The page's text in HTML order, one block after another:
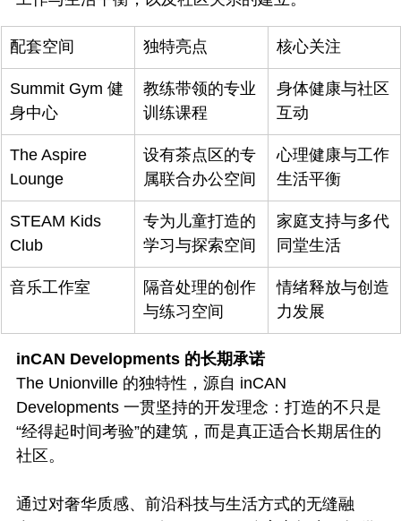
配套空间 独特亮点 核心关注
Summit Gym 健
身中心
教练带领的专业
训练课程
身体健康与社区
互动
The Aspire
Lounge
设有茶点区的专
属联合办公空间
心理健康与工作
生活平衡
STEAM Kids
Club
专为儿童打造的
学习与探索空间
家庭支持与多代
同堂生活
音乐工作室
隔音处理的创作
与练习空间
情绪释放与创造
力发展
inCAN Developments 的长期承诺
The Unionville 的独特性，源自 inCAN
Developments 一贯坚持的开发理念：打造的不只是
“经得起时间考验”的建筑，而是真正适合长期居住的
社区。
通过对奢华质感、前沿科技与生活方式的无缝融